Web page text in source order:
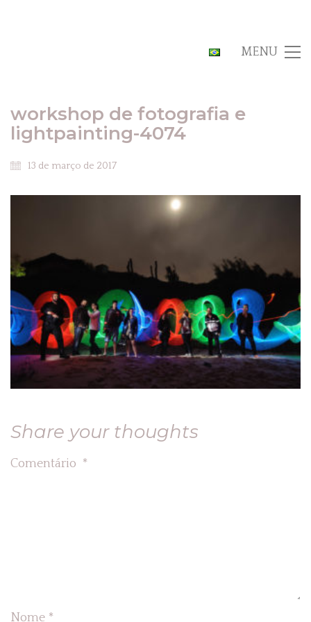
MENU
workshop de fotografia e
lightpainting-4074
13 de março de 2017
Share your thoughts
Comentário *
Nome *